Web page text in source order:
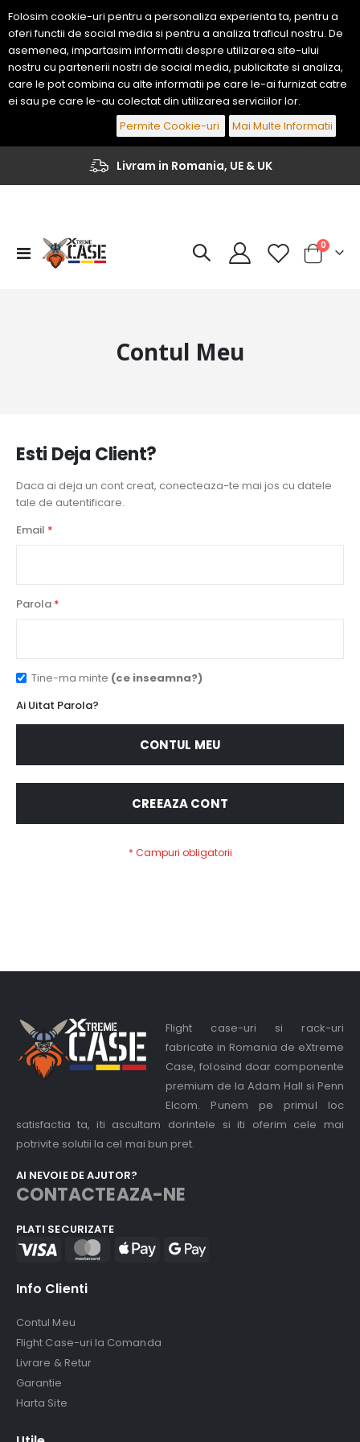
Folosim cookie-uri pentru a personaliza experienta ta, pentru a
oferi functii de social media si pentru a analiza traficul nostru. De
asemenea, impartasim informatii despre utilizarea site-ului
nostru cu partenerii nostri de social media, publicitate si analiza,
care le pot combina cu alte informatii pe care le-ai furnizat catre
ei sau pe care le-au colectat din utilizarea serviciilor lor.
Permite Cookie-uri
Mai Multe Informatii
Livram in Romania, UE & UK
Comutare
Cart
0articole
Contul Meu
Esti Deja Client?
Daca ai deja un cont creat, conecteaza-te mai jos cu datele
tale de autentificare.
Email
Parola
Tine-ma minte (ce inseamna?)
Ai Uitat Parola?
CONTUL MEU
CREEAZA CONT
Flight case-uri si rack-uri
fabricate in Romania de eXtreme
Case, folosind doar componente
premium de la Adam Hall si Penn
Elcom. Punem pe primul loc
satisfactia ta, iti ascultam dorintele si iti oferim cele mai
potrivite solutii la cel mai bun pret.
AI NEVOIE DE AJUTOR?
CONTACTEAZA-NE
PLATI SECURIZATE
Info Clienti
Contul Meu
Flight Case-uri la Comanda
Livrare & Retur
Garantie
Harta Site